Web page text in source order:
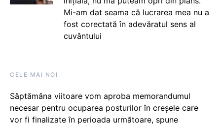
Mi-am dat seama că lucrarea mea nu a
fost corectată în adevăratul sens al
cuvântului
CELE MAI NOI
Săptămâna viitoare vom aproba memorandumul
necesar pentru ocuparea posturilor în creșele care
vor fi finalizate în perioada următoare, spune